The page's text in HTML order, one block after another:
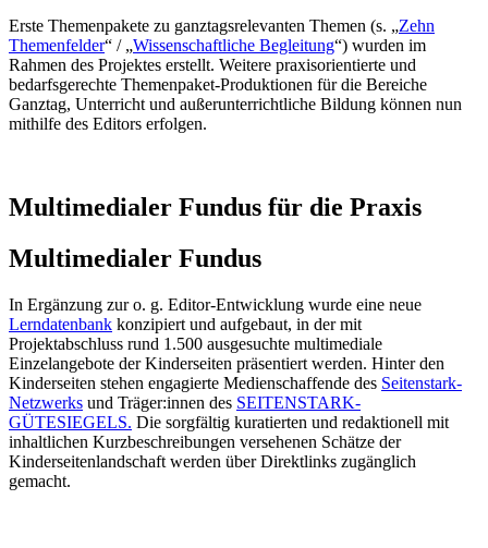
Erste Themenpakete zu ganztagsrelevanten Themen (s. „Zehn
Themenfelder“ / „Wissenschaftliche Begleitung“) wurden im
Rahmen des Projektes erstellt. Weitere praxisorientierte und
bedarfsgerechte Themenpaket-Produktionen für die Bereiche
Ganztag, Unterricht und außerunterrichtliche Bildung können nun
mithilfe des Editors erfolgen.
Multimedialer Fundus für die Praxis
Multimedialer Fundus
In Ergänzung zur o. g. Editor-Entwicklung wurde eine neue
Lerndatenbank konzipiert und aufgebaut, in der mit
Projektabschluss rund 1.500 ausgesuchte multimediale
Einzelangebote der Kinderseiten präsentiert werden. Hinter den
Kinderseiten stehen engagierte Medienschaffende des Seitenstark-
Netzwerks und Träger:innen des SEITENSTARK-
GÜTESIEGELS. Die sorgfältig kuratierten und redaktionell mit
inhaltlichen Kurzbeschreibungen versehenen Schätze der
Kinderseitenlandschaft werden über Direktlinks zugänglich
gemacht.